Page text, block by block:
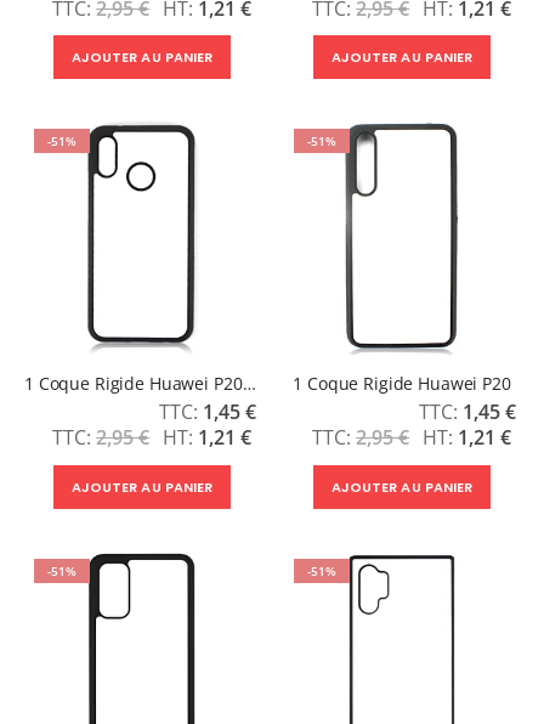
2,95 € 1,21 €
AJOUTER AU PANIER
2,95 € 1,21 €
AJOUTER AU PANIER
-51%
1 Coque Rigide Huawei P20 Lite
2,95 €
Prix
Spécial
1,45 €
1,21 €
AJOUTER AU PANIER
-51%
1 Coque Rigide Huawei P20
2,95 €
Prix
Spécial
1,45 €
1,21 €
AJOUTER AU PANIER
-51% -51%